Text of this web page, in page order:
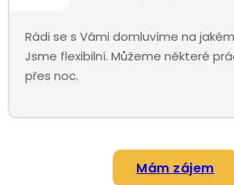
Rádi se s Vámi domluvíme na
Jsme flexibilní. Můžeme některé
přes noc.
Mám zájem